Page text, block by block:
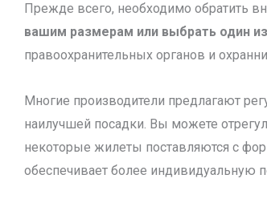
Прежде всего, необходимо обратить
вашим размерам или выбрать один
правоохранительных органов и
Многие производители предлагают
наилучшей посадки. Вы можете
некоторые жилеты поставляются с
обеспечивает более индивидуальную